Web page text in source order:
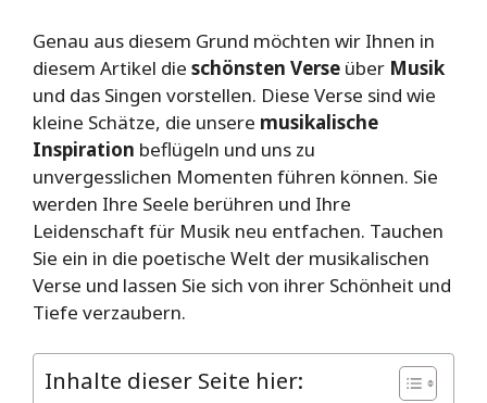
Genau aus diesem Grund möchten wir Ihnen in
diesem Artikel die schönsten Verse über Musik
und das Singen vorstellen. Diese Verse sind wie
kleine Schätze, die unsere musikalische
Inspiration beflügeln und uns zu
unvergesslichen Momenten führen können. Sie
werden Ihre Seele berühren und Ihre
Leidenschaft für Musik neu entfachen. Tauchen
Sie ein in die poetische Welt der musikalischen
Verse und lassen Sie sich von ihrer Schönheit und
Tiefe verzaubern.
Inhalte dieser Seite hier: